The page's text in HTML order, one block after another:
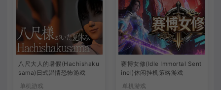
八尺大人的暑假(Hachishaku
sama)日式温情恐怖游戏
单机游戏
赛博女修(Idle Immortal Sent
inel)休闲挂机策略游戏
单机游戏